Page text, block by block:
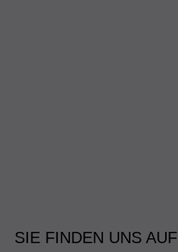
SIE FINDEN UNS AUF